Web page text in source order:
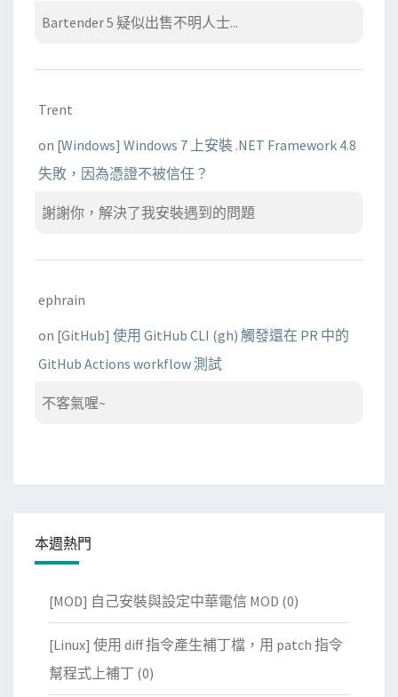
Bartender 5 疑似出售不明人士...
Trent
on [Windows] Windows 7 上安裝 .NET Framework 4.8
失敗，因為憑證不被信任？
謝謝你，解決了我安裝遇到的問題
ephrain
on [GitHub] 使用 GitHub CLI (gh) 觸發還在 PR 中的
GitHub Actions workflow 測試
不客氣喔~
本週熱門
[MOD] 自己安裝與設定中華電信 MOD (0)
[Linux] 使用 diff 指令產生補丁檔，用 patch 指令
幫程式上補丁 (0)